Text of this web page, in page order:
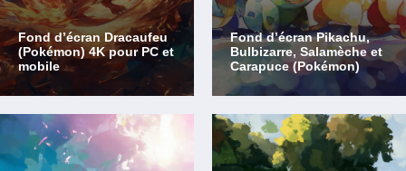
Fond d’écran Dracaufeu
(Pokémon) 4K pour PC et
mobile
Fond d’écran Pikachu,
Bulbizarre, Salamèche et
Carapuce (Pokémon)